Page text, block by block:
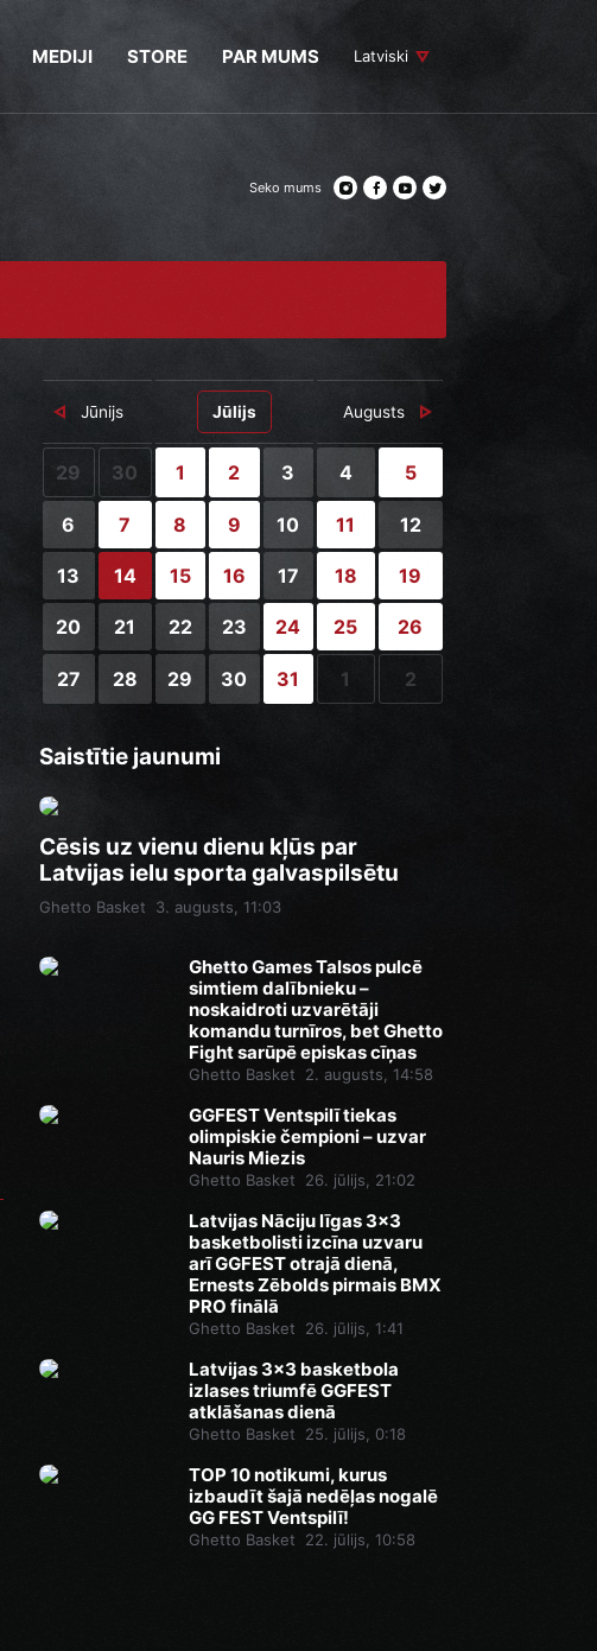
MEDIJI STORE PAR MUMS Latviski
Seko mums
Jūnijs Jūlijs Augusts
29 30 1 2 3 4 5
6 7 8 9 10 11 12
13 14 15 16 17 18 19
20 21 22 23 24 25 26
27 28 29 30 31 1 2
Saistītie jaunumi
Cēsis uz vienu dienu kļūs par
Latvijas ielu sporta galvaspilsētu
Ghetto Basket 3. augusts, 11:03
Ghetto Games Talsos pulcē
simtiem dalībnieku –
noskaidroti uzvarētāji
komandu turnīros, bet Ghetto
Fight sarūpē episkas cīņas
Ghetto Basket 2. augusts, 14:58
GGFEST Ventspilī tiekas
olimpiskie čempioni – uzvar
Nauris Miezis
Ghetto Basket 26. jūlijs, 21:02
Latvijas Nāciju līgas 3x3
basketbolisti izcīna uzvaru
arī GGFEST otrajā dienā,
Ernests Zēbolds pirmais BMX
PRO finālā
Ghetto Basket 26. jūlijs, 1:41
Latvijas 3x3 basketbola
izlases triumfē GGFEST
atklāšanas dienā
Ghetto Basket 25. jūlijs, 0:18
TOP 10 notikumi, kurus
izbaudīt šajā nedēļas nogalē
GG FEST Ventspilī!
Ghetto Basket 22. jūlijs, 10:58